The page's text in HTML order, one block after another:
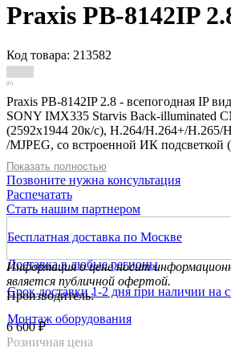
Praxis PB-8142IP
Код товара: 213582
(0)
Praxis PB-8142IP 2.8 - всепогодная IP
SONY IMX335 Starvis Back-illuminated
(2592x1944 20к/с), H.264/H.264+/H.265/
/MJPEG, со встроенной ИК подсветкой
30м), встроенный объектив f=2.8мм с
BLC, AGC, OSD, 2DNR /3DNR, 0.01 лк
ИК), день/ночь (эл.мех ИК фильтр., авто,
1/25~1/10000; 3 приватных зон,
увеличение 64X; S/N>52дБ, питание -
70.0мм x 66мм, -30°С +55°С, IP66, 650г
Показать полностью
Позвоните нужна консультация
Распечатать
Стать нашим партнером
Бесплатная доставка по Москве
Доставка в любые регионы
Срок доставки 1-2 дня при наличии на
Монтаж оборудования
Информация о цене носит
является публичной офертой.
Производитель:
6 600 ₽
Розничная цена